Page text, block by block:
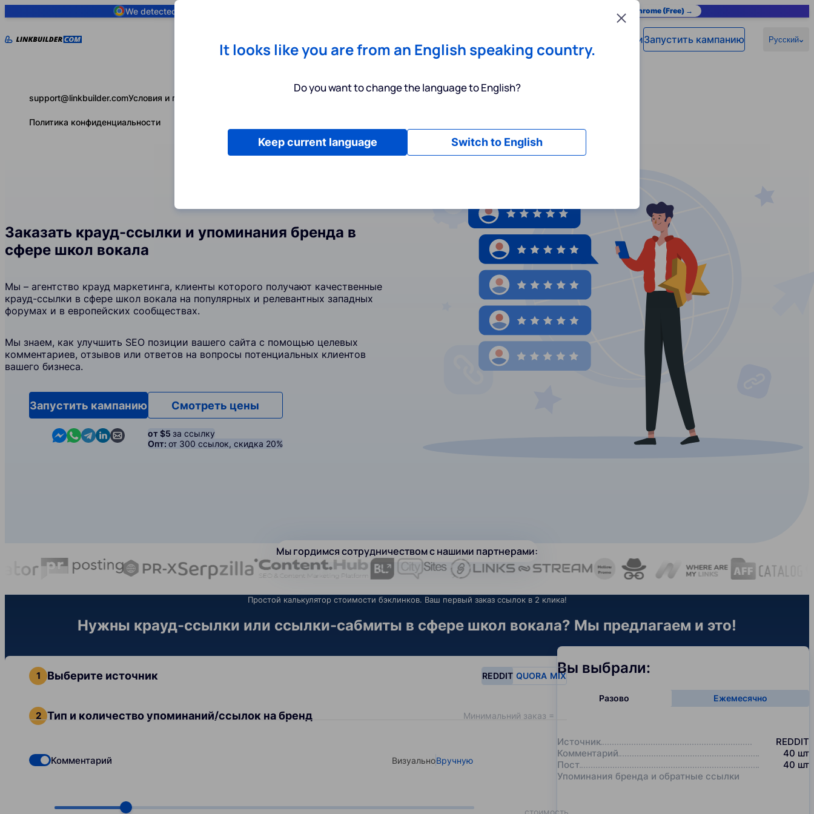
We detected you are using Add to Chrome (Free) →
ВойтиЗапустить кампанию Русский
support@linkbuilder.comУсловия и положения
Политика конфиденциальности
Заказать крауд-ссылки и упоминания бренда в
сфере школ вокала
Мы – агентство крауд маркетинга, клиенты которого получают качественные
крауд-ссылки в сфере школ вокала на популярных и релевантных западных
форумах и в европейских сообществах.
Мы знаем, как улучшить SEO позиции вашего сайта с помощью целевых
комментариев, отзывов или ответов на вопросы потенциальных клиентов
вашего бизнеса.
Запустить кампанию
Contact us in Messenger
Contact us in WhatsApp
Contact us in Telegram
Contact us in Linkedin
Contact us by email
Смотреть цены
от $5 за ссылку
Опт: от 300 ссылок, скидка 20%
Мы гордимся сотрудничеством с нашими партнерами:
Простой калькулятор стоимости бэклинков. Ваш первый заказ ссылок в 2 клика!
Нужны крауд-ссылки или ссылки-сабмиты в сфере школ вокала? Мы предлагаем и это!
Выберите источник REDDIT QUORA MIX
Тип и количество упоминаний/ссылок на бренд Минимальний заказ = 20
Check if you want to select Dofollow backlinks
Комментарий Select your type of input
ВизуальноВручную
Вы выбрали:
Разово Ежемесячно
Источник
REDDIT
Комментарий
40 шт
Пост
40 шт
Упоминания бренда и обратные ссылки
Close
It looks like you are from an English speaking country.
Do you want to change the language to English?
Switch to English
Keep current language